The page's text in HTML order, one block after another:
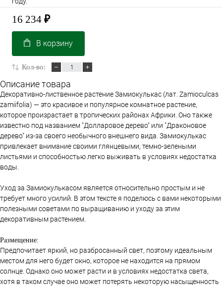
16 234 ₽
В корзину
Кол-во:
Описание товара
Декоративно-лиственное растение Замиокулькас (лат. Zamioculcas
zamiifolia) — это красивое и популярное комнатное растение,
которое произрастает в тропических районах Африки. Оно также
известно под названием "Долларовое дерево" или "Драконовое
дерево" из-за своего необычного внешнего вида. Замиокулькас
привлекает внимание своими глянцевыми, темно-зелеными
листьями и способностью легко выживать в условиях недостатка
воды.
Уход за Замиокулькасом является относительно простым и не
требует много усилий. В этом тексте я поделюсь с вами некоторыми
полезными советами по выращиванию и уходу за этим
декоративным растением.
Размещение:
Предпочитает яркий, но разбросанный свет, поэтому идеальным
местом для него будет окно, которое не находится на прямом
солнце. Однако оно может расти и в условиях недостатка света,
хотя в таком случае оно может потерять некоторую насыщенность